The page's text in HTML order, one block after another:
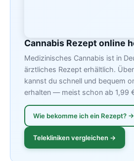
Cannabis Rezept online
Medizinisches Cannabis ist in
ärztliches Rezept erhältlich.
kannst du schnell und bequem
erhalten — meist schon ab 1,99
Wie bekomme ich ein Rezept? →
Telekliniken vergleichen →